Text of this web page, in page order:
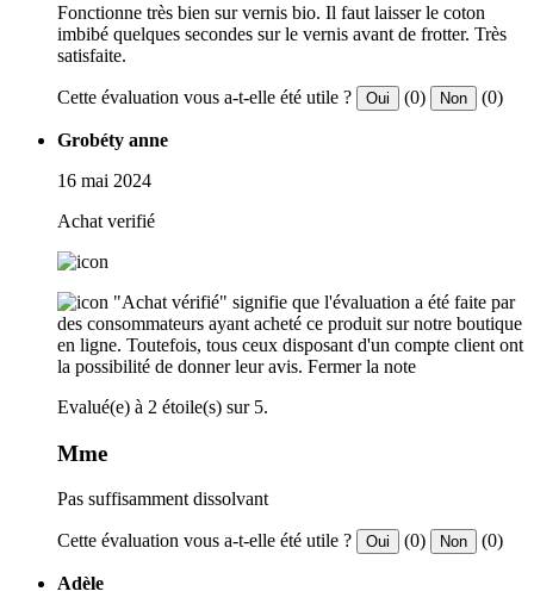
Fonctionne très bien sur vernis bio. Il faut laisser le coton
imbibé quelques secondes sur le vernis avant de frotter. Très
satisfaite.
Cette évaluation vous a-t-elle été utile ? Oui (0) Non (0)
Grobéty anne
16 mai 2024
Achat verifié
"Achat vérifié" signifie que l'évaluation a été faite par
des consommateurs ayant acheté ce produit sur notre boutique
en ligne. Toutefois, tous ceux disposant d'un compte client ont
la possibilité de donner leur avis. Fermer la note
Evalué(e) à 2 étoile(s) sur 5.
Mme
Pas suffisamment dissolvant
Cette évaluation vous a-t-elle été utile ? Oui (0) Non (0)
Adèle